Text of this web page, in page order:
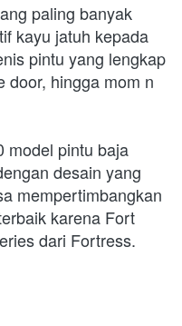
paling banyak
kayu jatuh kepada
pintu yang lengkap
door, hingga mom n
model pintu baja
desain yang
mempertimbangkan
karena Fort
dari Fortress.